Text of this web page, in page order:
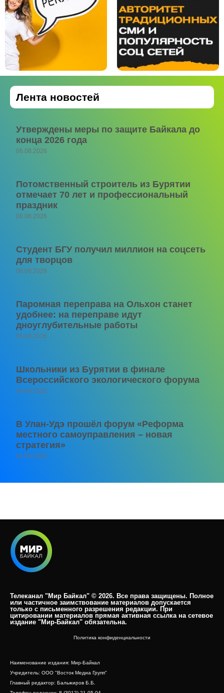
Лента новостей
Утверждены меры по защите Байкала до
конца 2026 года
06.08.2026
Потомственный строитель из Бурятии
отмечает 70 лет и профессиональный
праздник
06.08.2026
Студент БГУ получил миллион на соцсеть
для творцов
06.08.2026
Паромная переправа на Ольхон станет
удобнее: на переправе идут
дноуглубительные работы
06.08.2026
Школьники из Бурятии в финале
Всероссийского экологического форума
06.08.2026
В Улан-Удэ прошёл форум «Реформа
местного самоуправления – новая
стратегия»
05.08.2026
Телеканал "Мир Байкал" © 2026. Все права защищены. Полное
или частичное заимствование материалов допускается
только с письменного разрешения редакции. При
цитировании материалов прямая активная ссылка на сетевое
издание "Мир-Байкал" обязательна.​
Политика конфиденциальности
Наименование издания: Мир-Байкал
Учредитель: ООО "Восток Медиа Групп"
Главный редактор: Бальжиров Б.Б.